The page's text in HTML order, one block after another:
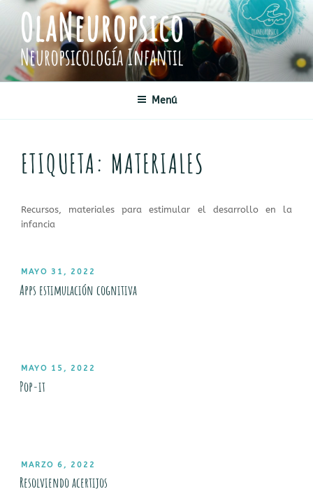
Saltar
contenido
OLANEUROPSICO
Neuropsicología Infantil
Menú
ETIQUETA: MATERIALES
Recursos, materiales para estimular el desarrollo en la
infancia
PUBLICADO
EL
MAYO 31, 2022
Apps estimulación cognitiva
PUBLICADO
EL
MAYO 15, 2022
Pop-it
PUBLICADO
EL
MARZO 6, 2022
Resolviendo acertijos